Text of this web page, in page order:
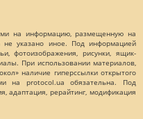
на информацию, размещенную на
не указано иное. Под информацией
фотоизображения, рисунки, ящик-
При использовании материалов,
наличие гиперссылки открытого
на protocol.ua обязательна. Под
адаптация, рерайтинг, модификация